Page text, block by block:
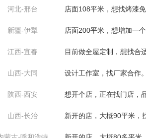
微信号。
新疆-伊犁 店面200平米，想增加一
江西-宜春 目前做全屋定制，想找合
山西-大同 设计工作室，找厂家合作
陕西-西安 想开个店，正在找门店，
山西-长治 新开的店，大概90平米，
内蒙古-呼和浩特 新开的店，大概80多平米
湖南-邵阳 想增加品牌